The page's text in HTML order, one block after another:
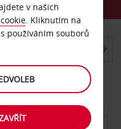
DO
v našich
. Kliknutím na
používáním souborů